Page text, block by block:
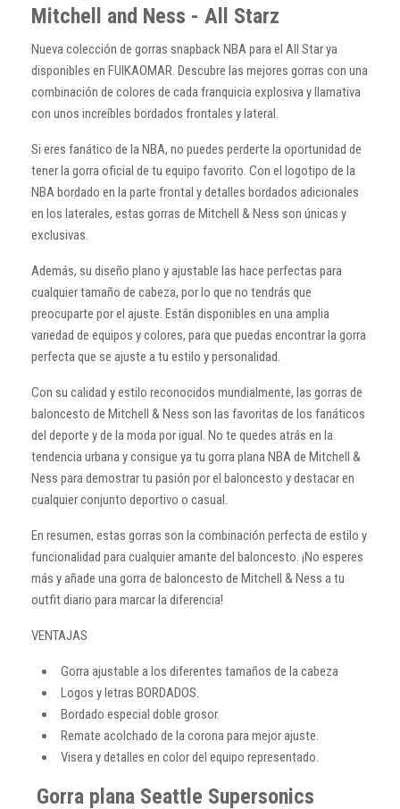
Mitchell and Ness - All Starz
Nueva colección de gorras snapback NBA para el All Star ya
disponibles en FUIKAOMAR. Descubre las mejores gorras con una
combinación de colores de cada franquicia explosiva y llamativa
con unos increíbles bordados frontales y lateral.
Si eres fanático de la NBA, no puedes perderte la oportunidad de
tener la gorra oficial de tu equipo favorito. Con el logotipo de la
NBA bordado en la parte frontal y detalles bordados adicionales
en los laterales, estas gorras de Mitchell & Ness son únicas y
exclusivas.
Además, su diseño plano y ajustable las hace perfectas para
cualquier tamaño de cabeza, por lo que no tendrás que
preocuparte por el ajuste. Están disponibles en una amplia
variedad de equipos y colores, para que puedas encontrar la gorra
perfecta que se ajuste a tu estilo y personalidad.
Con su calidad y estilo reconocidos mundialmente, las gorras de
baloncesto de Mitchell & Ness son las favoritas de los fanáticos
del deporte y de la moda por igual. No te quedes atrás en la
tendencia urbana y consigue ya tu gorra plana NBA de Mitchell &
Ness para demostrar tu pasión por el baloncesto y destacar en
cualquier conjunto deportivo o casual.
En resumen, estas gorras son la combinación perfecta de estilo y
funcionalidad para cualquier amante del baloncesto. ¡No esperes
más y añade una gorra de baloncesto de Mitchell & Ness a tu
outfit diario para marcar la diferencia!
VENTAJAS
Gorra ajustable a los diferentes tamaños de la cabeza
Logos y letras BORDADOS.
Bordado especial doble grosor.
Remate acolchado de la corona para mejor ajuste.
Visera y detalles en color del equipo representado.
Gorra plana Seattle Supersonics